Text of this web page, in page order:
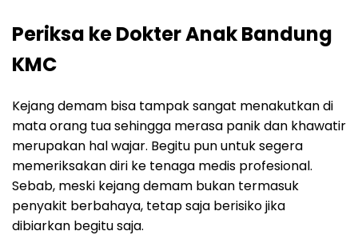
Periksa ke Dokter Anak Bandung
KMC
Kejang demam bisa tampak sangat menakutkan di
mata orang tua sehingga merasa panik dan khawatir
merupakan hal wajar. Begitu pun untuk segera
memeriksakan diri ke tenaga medis profesional.
Sebab, meski kejang demam bukan termasuk
penyakit berbahaya, tetap saja berisiko jika
dibiarkan begitu saja.